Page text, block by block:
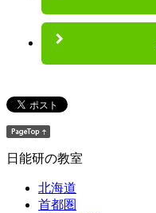
日能研の教室
北海道
首都圏